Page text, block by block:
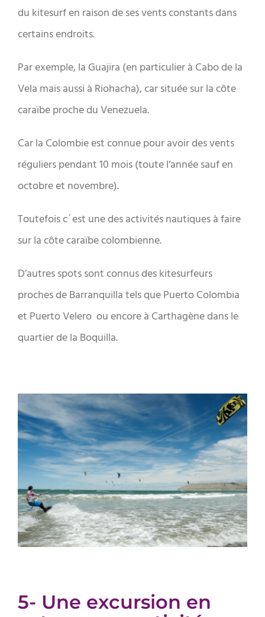
du kitesurf en raison de ses vents constants dans
certains endroits.
Par exemple, la Guajira (en particulier à Cabo de la
Vela mais aussi à Riohacha), car située sur la côte
caraïbe proche du Venezuela.
Car la Colombie est connue pour avoir des vents
réguliers pendant 10 mois (toute l’année sauf en
octobre et novembre).
Toutefois c´est une des activités nautiques à faire
sur la côte caraïbe colombienne.
D’autres spots sont connus des kitesurfeurs
proches de Barranquilla tels que Puerto Colombia
et Puerto Velero ou encore à Carthagène dans le
quartier de la Boquilla.
5- Une excursion en